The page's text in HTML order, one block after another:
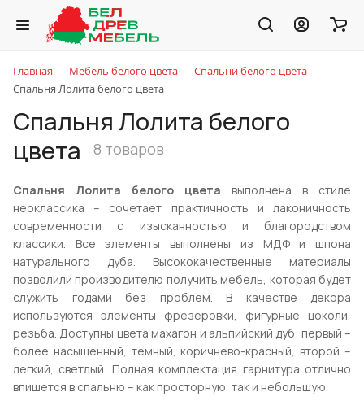
Главная Мебель белого цвета
Спальни белого цвета
Спальня Лолита белого цвета
Спальня Лолита белого
цвета
8 товаров
Спальня Лолита белого цвета выполнена в стиле
неоклассика – сочетает практичность и лаконичность
современности с изысканностью и благородством
классики. Все элементы выполнены из МДФ и шпона
натурального дуба. Высококачественные материалы
позволили производителю получить мебель, которая будет
служить годами без проблем. В качестве декора
используются элементы фрезеровки, фигурные цоколи,
резьба. Доступны цвета махагон и альпийский дуб: первый –
более насыщенный, темный, коричнево-красный, второй –
легкий, светлый. Полная комплектация гарнитура отлично
впишется в спальню – как просторную, так и небольшую.